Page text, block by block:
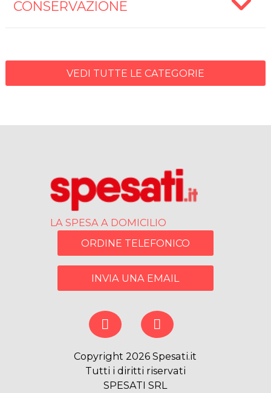
CONSERVAZIONE
VEDI TUTTE LE CATEGORIE
LA SPESA A DOMICILIO
ORDINE TELEFONICO
INVIA UNA EMAIL
Copyright 2026 Spesati.it
Tutti i diritti riservati
SPESATI SRL